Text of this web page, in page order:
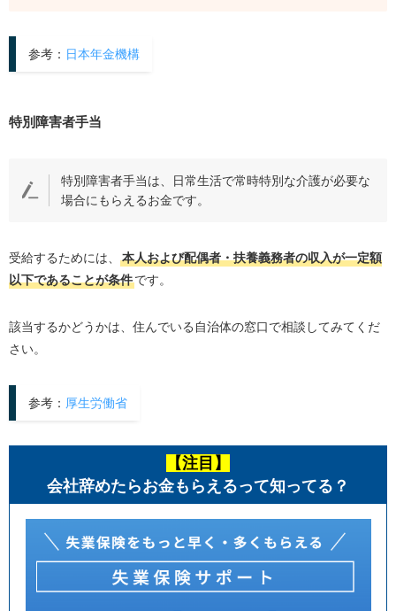
参考： 日本年金機構
特別障害者手当
特別障害者手当は、日常生活で常時特別な介護が必要な
場合にもらえるお金です。
受給するためには、
本人および配偶者・扶養義務者の収入が一定額
以下であることが条件です。
該当するかどうかは、住んでいる自治体の窓口で相談してみてくだ
さい。
参考： 厚生労働省
【注目】
会社辞めたらお金もらえるって知ってる？